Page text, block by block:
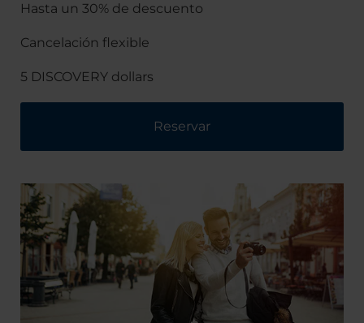
Hasta un 30% de descuento
Cancelación flexible
5 DISCOVERY dollars
Reservar